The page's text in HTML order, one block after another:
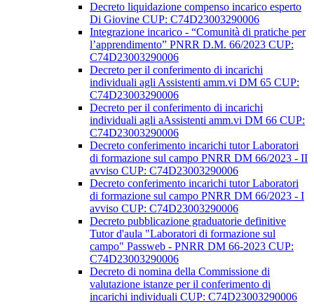
Decreto liquidazione compenso incarico esperto
Di Giovine CUP: C74D23003290006
Integrazione incarico - “Comunità di pratiche per
l’apprendimento” PNRR D.M. 66/2023 CUP:
C74D23003290006
Decreto per il conferimento di incarichi
individuali agli Assistenti amm.vi DM 65 CUP:
C74D23003290006
Decreto per il conferimento di incarichi
individuali agli aAssistenti amm.vi DM 66 CUP:
C74D23003290006
Decreto conferimento incarichi tutor Laboratori
di formazione sul campo PNRR DM 66/2023 - II
avviso CUP: C74D23003290006
Decreto conferimento incarichi tutor Laboratori
di formazione sul campo PNRR DM 66/2023 - I
avviso CUP: C74D23003290006
Decreto pubblicazione graduatorie definitive
Tutor d'aula "Laboratori di formazione sul
campo" Passweb - PNRR DM 66-2023 CUP:
C74D23003290006
Decreto di nomina della Commissione di
valutazione istanze per il conferimento di
incarichi individuali CUP: C74D23003290006